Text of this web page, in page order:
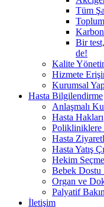
Tüm
Bir
de!
Kalite
Hizmete
Kurumsal
Hasta Bilgilendirme
Anlaşmalı
Hasta Hakları
Polikliniklere
Hasta
Hasta Yatış
Hekim
Bebek Dostu
Organ ve
Palyatif
İletişim